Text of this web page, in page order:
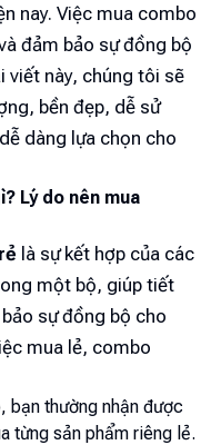
nay. Việc mua combo
đảm bảo sự đồng bộ
viết này, chúng tôi sẽ
bền đẹp, dễ sử
dàng lựa chọn cho
Lý do nên mua
là sự kết hợp của các
một bộ, giúp tiết
sự đồng bộ cho
mua lẻ, combo
bạn thường nhận được
từng sản phẩm riêng lẻ.